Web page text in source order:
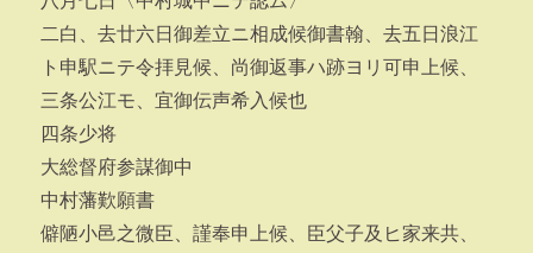
二白、去廿六日御差立ニ相成候御書翰、去五日浪江
ト申駅ニテ令拝見候、尚御返事ハ跡ヨリ可申上候、
三条公江モ、宜御伝声希入候也
四条少将
大総督府参謀御中
中村藩歎願書
僻陋小邑之微臣、謹奉申上候、臣父子及ヒ家来共、